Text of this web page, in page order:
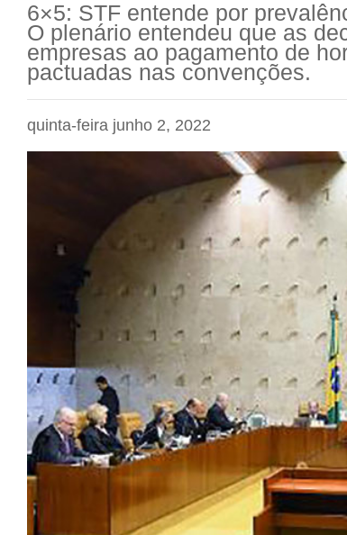
6×5: STF entende por
O plenário entendeu que as
empresas ao pagamento de
pactuadas nas convenções.
quinta-feira junho 2, 2022